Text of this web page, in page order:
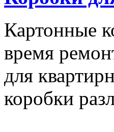
Картонные
время
для
коробки